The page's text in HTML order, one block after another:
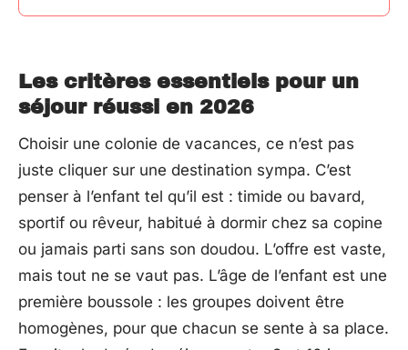
Les critères essentiels pour un
séjour réussi en 2026
Choisir une colonie de vacances, ce n’est pas
juste cliquer sur une destination sympa. C’est
penser à l’enfant tel qu’il est : timide ou bavard,
sportif ou rêveur, habitué à dormir chez sa copine
ou jamais parti sans son doudou. L’offre est vaste,
mais tout ne se vaut pas. L’âge de l’enfant est une
première boussole : les groupes doivent être
homogènes, pour que chacun se sente à sa place.